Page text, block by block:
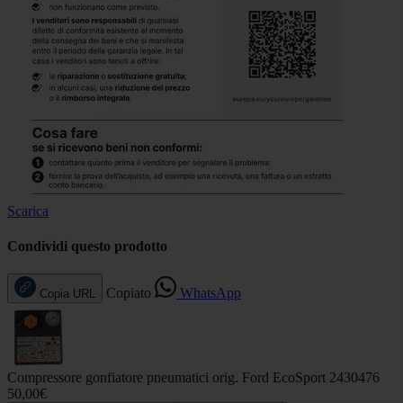
Scarica
Condividi questo prodotto
Copia URL Copiato WhatsApp
Compressore gonfiatore pneumatici orig. Ford EcoSport 2430476
50,00€